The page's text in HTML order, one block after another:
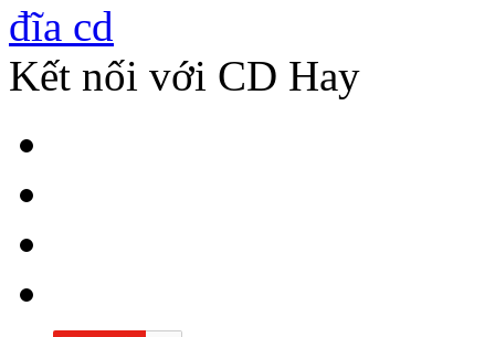
Kết nối với CD Hay